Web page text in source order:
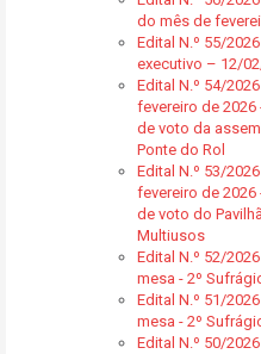
do mês de
Edital N.º 55/
executivo – 12/
Edital N.º 54/
fevereiro de
de voto da
Ponte do Rol
Edital N.º 53/
fevereiro de
de voto do
Multiusos
Edital N.º 52/
mesa - 2º
Edital N.º 51/
mesa - 2º
Edital N.º 50/